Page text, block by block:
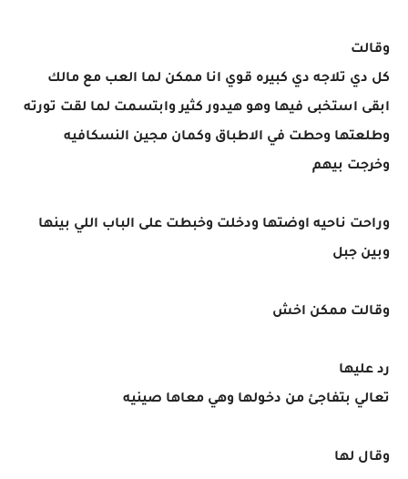
وقالت
كل دي تلاجه دي كبيره قوي انا ممكن لما العب مع مالك
ابقى استخبى فيها وهو هيدور كثير وابتسمت لما لقت تورته
وطلعتها وحطت في الاطباق وكمان مجين النسكافيه
وخرجت بيهم
وراحت ناحيه اوضتها ودخلت وخبطت على الباب اللي بينها
وبين جبل
وقالت ممكن اخش
رد عليها
تعالي بتفاجئ من دخولها وهي معاها صينيه
وقال لها